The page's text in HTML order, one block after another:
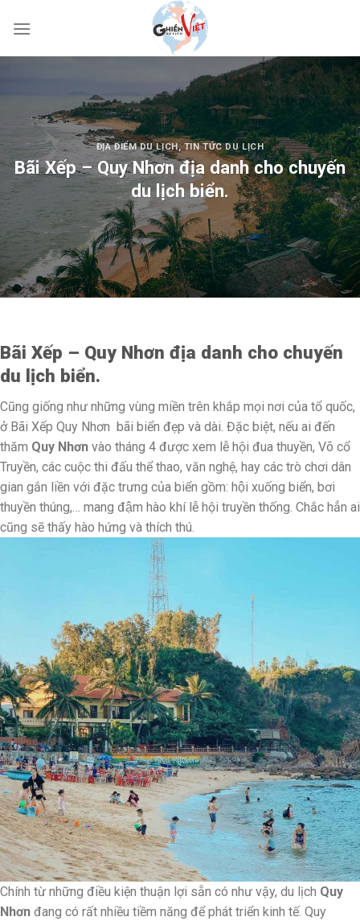
ĐỊA ĐIỂM DU LỊCH,TIN TỨC DU LỊCH
Bãi Xếp – Quy Nhơn địa danh cho chuyến
du lịch biển.
Bãi Xếp – Quy Nhơn địa danh cho chuyến
du lịch biển.
Cũng giống như những vùng miền trên khắp mọi nơi của tổ quốc,
ở Bãi Xếp Quy Nhơn bãi biển đẹp và dài. Đặc biệt, nếu ai đến
thăm Quy Nhơn vào tháng 4 được xem lễ hội đua thuyền, Võ cổ
Truyền, các cuộc thi đấu thể thao, văn nghệ, hay các trò chơi dân
gian gắn liền với đặc trưng của biển gồm: hội xuống biển, bơi
thuyền thúng,… mang đậm hào khí lễ hội truyền thống. Chắc hẳn ai
cũng sẽ thấy hào hứng và thích thú.
Chính từ những điều kiện thuận lợi sẵn có như vậy, du lịch Quy
Nhơn đang có rất nhiều tiềm năng để phát triển kinh tế. Quy